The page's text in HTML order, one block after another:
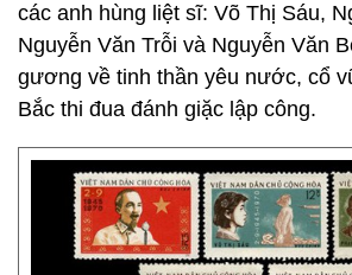
các anh hùng liệt sĩ: Võ Thị Sáu,
Nguyễn Văn Trỗi và Nguyễn Văn
gương về tinh thần yêu nước, cổ
Bắc thi đua đánh giặc lập công.